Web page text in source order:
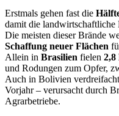
Erstmals gehen fast die
damit die landwirtschaftliche
Die meisten dieser Brände
Schaffung neuer Flächen
Allein in Brasilien fielen 2,8
und Rodungen zum Opfer,
Auch in Bolivien
Vorjahr – verursacht durch
Agrarbetriebe.